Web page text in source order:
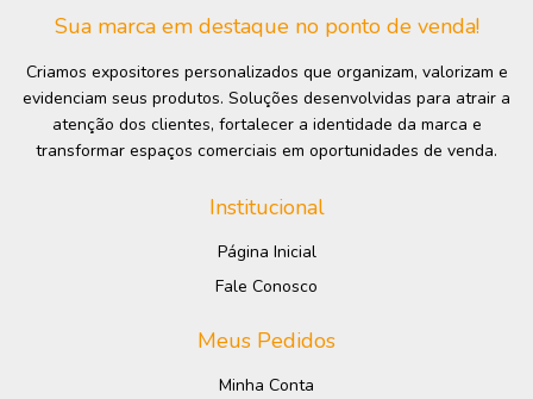
Sua marca em destaque no ponto de venda!
Criamos expositores personalizados que organizam, valorizam e
evidenciam seus produtos. Soluções desenvolvidas para atrair a
atenção dos clientes, fortalecer a identidade da marca e
transformar espaços comerciais em oportunidades de venda.
Institucional
Página Inicial
Fale Conosco
Meus Pedidos
Minha Conta